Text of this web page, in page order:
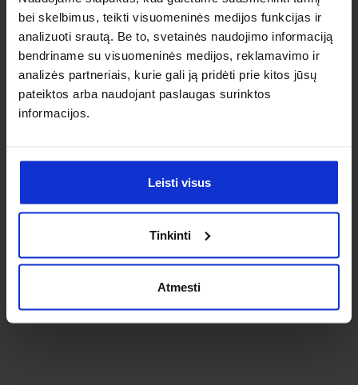
bei skelbimus, teikti visuomeninės medijos funkcijas ir
analizuoti srautą. Be to, svetainės naudojimo informaciją
bendriname su visuomeninės medijos, reklamavimo ir
analizės partneriais, kurie gali ją pridėti prie kitos jūsų
pateiktos arba naudojant paslaugas surinktos
informacijos.
Leisti visus
Tinkinti
Atmesti
Susisiek su mumis dėl
nestandartinio produkto aptarimo.
Susisiekti